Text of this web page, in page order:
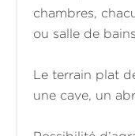
chambres,
ou salle de
Le terrain plat
une cave, un